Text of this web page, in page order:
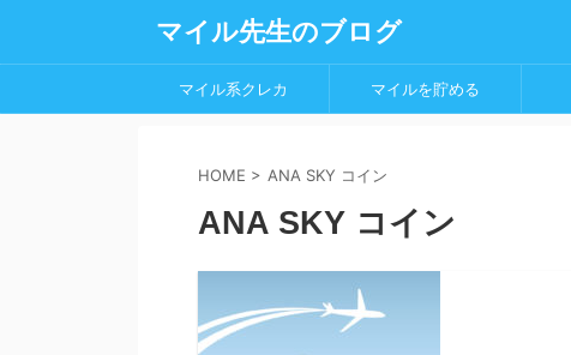
マイル先生のブログ
マイル系クレカ マイルを貯める
HOME > ANA SKY コイン
ANA SKY コイン